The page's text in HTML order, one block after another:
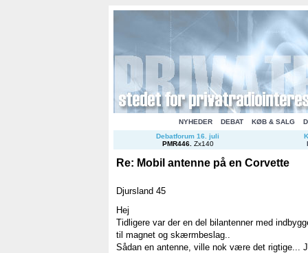
NYHEDER DEBAT KØB & SALG
Debatforum 16. juli
PMR446. Zx140
Re: Mobil antenne på en Corvette
Djursland 45
Hej
Tidligere var der en del bilantenner med
til magnet og skærmbeslag..
Sådan en antenne, ville nok være det rigtige...